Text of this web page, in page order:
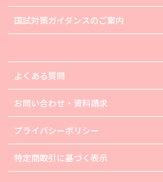
国試対策ガイダンスのご案内
よくある質問
お問い合わせ・資料請求
プライバシーポリシー
特定商取引に基づく表示